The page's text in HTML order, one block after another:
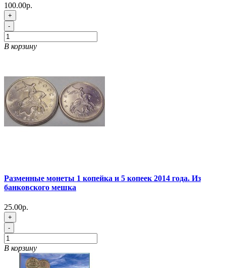
100.00р.
+
-
В корзину
Разменные монеты 1 копейка и 5 копеек 2014 года. Из
банковского мешка
25.00р.
+
-
В корзину